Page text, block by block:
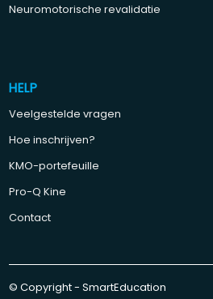
Neuromotorische revalidatie
HELP
Veelgestelde vragen
Hoe inschrijven?
KMO-portefeuille
Pro-Q Kine
Contact
© Copyright - SmartEducation